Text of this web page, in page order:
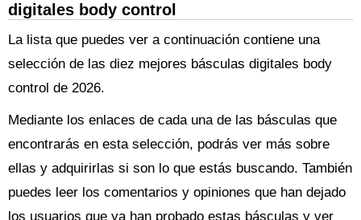
digitales body control
La lista que puedes ver a continuación contiene una
selección de las diez mejores básculas digitales body
control de 2026.
Mediante los enlaces de cada una de las básculas que
encontrarás en esta selección, podrás ver más sobre
ellas y adquirirlas si son lo que estás buscando. También
puedes leer los comentarios y opiniones que han dejado
los usuarios que ya han probado estas básculas y ver